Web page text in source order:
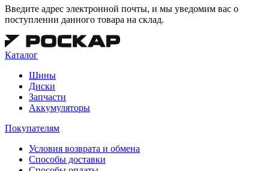
Введите адрес электронной почты, и мы уведомим вас о
поступлении данного товара на склад.
Каталог
Шины
Диски
Запчасти
Аккумуляторы
Покупателям
Условия возврата и обмена
Способы доставки